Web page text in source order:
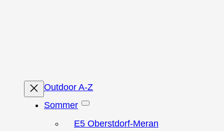
Outdoor A-Z
Sommer
E5 Oberstdorf-Meran